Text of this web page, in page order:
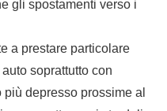
gli spostamenti verso i
a prestare particolare
soprattutto con
depresso prossime al